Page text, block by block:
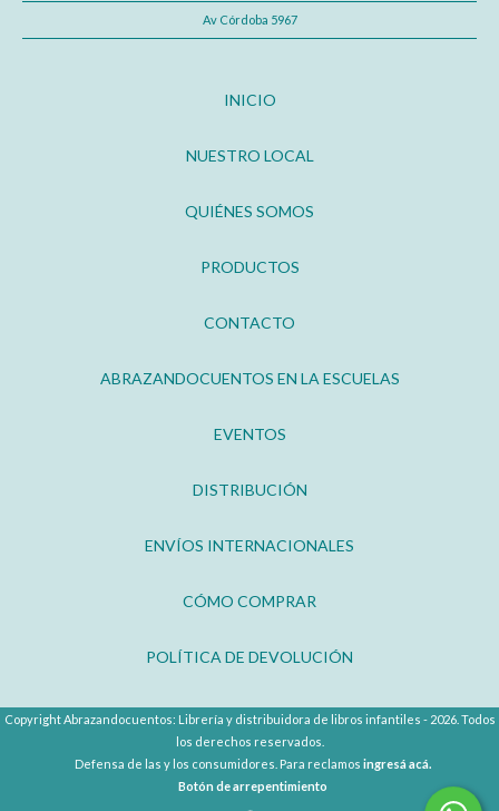
Av Córdoba 5967
INICIO
NUESTRO LOCAL
QUIÉNES SOMOS
PRODUCTOS
CONTACTO
ABRAZANDOCUENTOS EN LA ESCUELAS
EVENTOS
DISTRIBUCIÓN
ENVÍOS INTERNACIONALES
CÓMO COMPRAR
POLÍTICA DE DEVOLUCIÓN
Copyright Abrazandocuentos: Librería y distribuidora de libros infantiles - 2026. Todos
los derechos reservados.
Defensa de las y los consumidores. Para reclamos ingresá acá.
Botón de arrepentimiento